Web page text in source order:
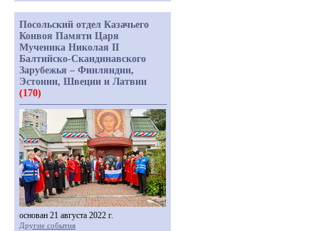
Посольский отдел Казачьего
Конвоя Памяти Царя
Мученика Николая II
Балтийско-Скандинавского
Зарубежья – Финляндии,
Эстонии, Швеции и Латвии
(170)
основан 21 августа 2022 г.
Другие события